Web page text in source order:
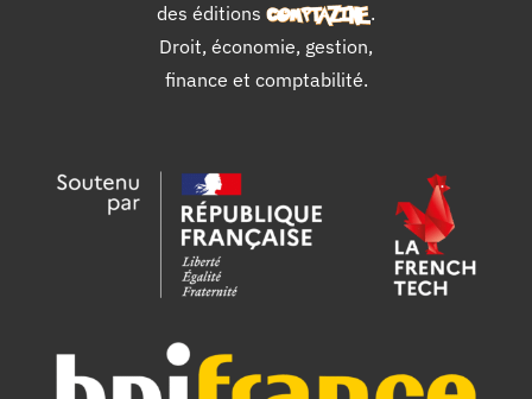
des éditions
.
Droit, économie, gestion,
finance et comptabilité.